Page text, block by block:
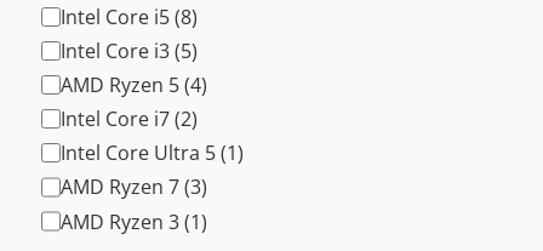
m
d
i
a
g
o
n
P
r
o
c
e
s
s
o
Intel Core i5(8)
Intel Core i3(5)
AMD Ryzen 5(4)
Intel Core i7(2)
Intel Core Ultra 5(1)
AMD Ryzen 7(3)
AMD Ryzen 3(1)